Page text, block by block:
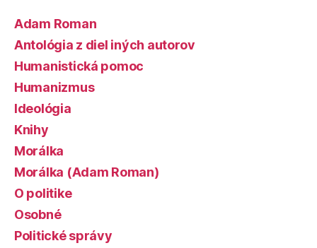
Adam Roman
Antológia z diel iných autorov
Humanistická pomoc
Humanizmus
Ideológia
Knihy
Morálka
Morálka (Adam Roman)
O politike
Osobné
Politické správy